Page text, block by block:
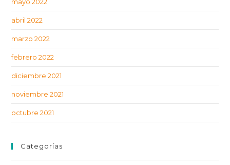
abril 2022
marzo 2022
febrero 2022
diciembre 2021
noviembre 2021
octubre 2021
Categorías